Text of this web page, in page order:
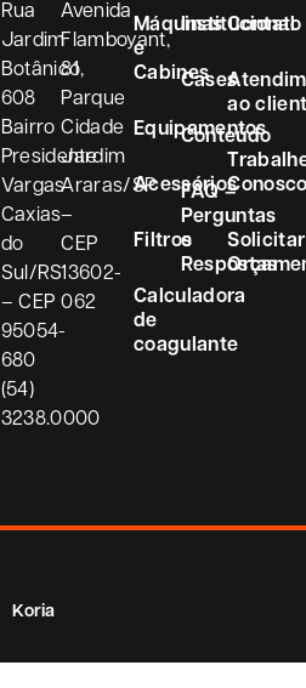
Rua
Jardim
Botânico,
608
Bairro
Presidente
Vargas
Caxias
do
Sul/RS
– CEP
95054-
680
(54)
3238.0000
Avenida
Flamboyant,
81
Parque
Cidade
Jardim
Araras/SP
–
CEP
13602-
062
Máquinas
e
Cabines
Equipamentos
Acessórios
Filtros
Calculadora
de
coagulante
Institucional
Cases
Conteúdo
FAQ –
Perguntas
e
Respostas
Contato
ao
Solicitar
Koria